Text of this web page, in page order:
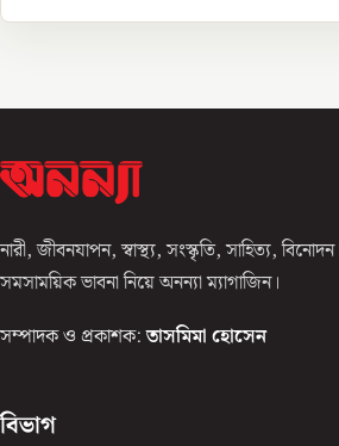
নারী, জীবনযাপন, স্বাস্থ্য, সংস্কৃতি, সাহিত্য,
সমসাময়িক ভাবনা নিয়ে অনন্যা ম্যাগাজিন।
সম্পাদক ও প্রকাশক: তাসমিমা হোসেন
বিভাগ